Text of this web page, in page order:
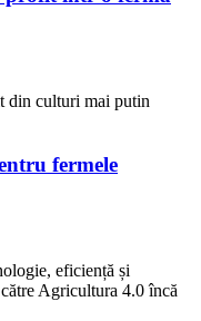
din culturi mai putin
fermele
eficiență și
Agricultura 4.0 încă